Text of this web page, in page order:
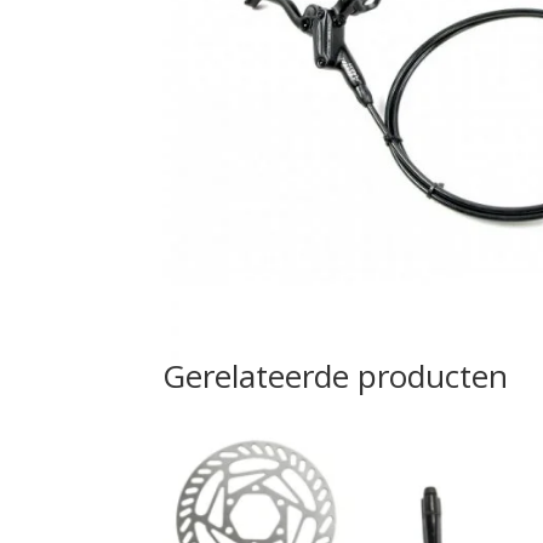
Gerelateerde producten